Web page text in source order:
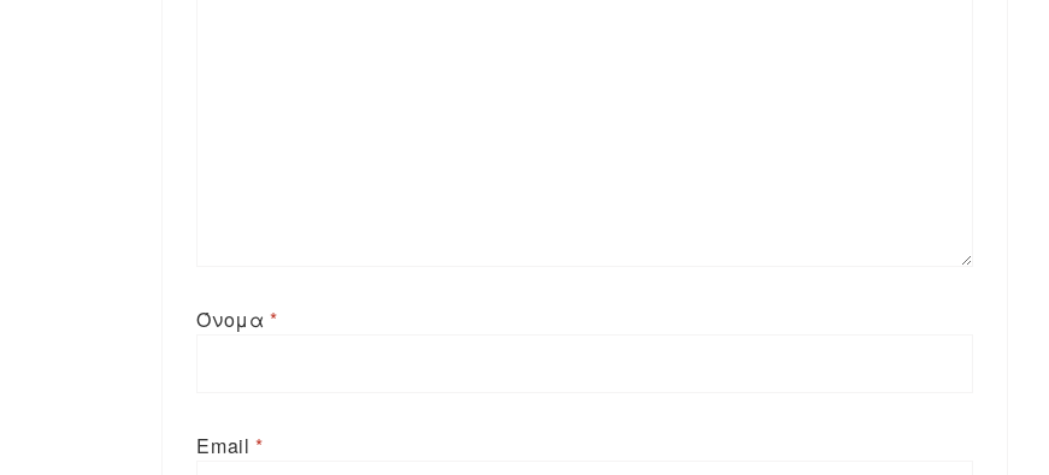
Όνομα*
Email*